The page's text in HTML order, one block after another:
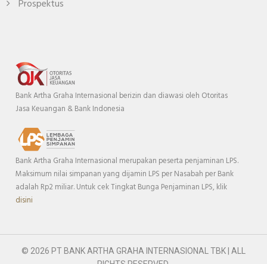
Prospektus
Bank Artha Graha Internasional berizin dan diawasi oleh Otoritas
Jasa Keuangan & Bank Indonesia
Bank Artha Graha Internasional merupakan peserta penjaminan LPS.
Maksimum nilai simpanan yang dijamin LPS per Nasabah per Bank
adalah Rp2 miliar. Untuk cek Tingkat Bunga Penjaminan LPS, klik
disini
© 2026 PT BANK ARTHA GRAHA INTERNASIONAL TBK | ALL